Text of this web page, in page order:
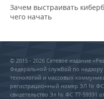
Зачем выстраивать
чего начать
© 2015 - 2026 Сетевое издание
Федеральной службой по
технологий и массовых
регистрационный номер ЭЛ № ФС
свидетельство Эл № ФС 77-59331